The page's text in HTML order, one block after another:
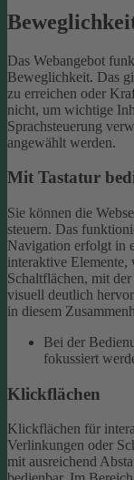
Das Webangebot
Beweglichkeit. Das
zu erreichen oder
nicht, um wichtige
Sprachsteuerung
angewählt werden.
Mit Tastatur
Sie können die
steuern. Das
Navigation erfolgt in
interaktive Elemente,
Schaltflächen, mit
visuell deutlich
in diesem
Bei der
fokussiert
Klickflächen
Klickflächen für
Verlinkungen oder
mit ausreichend